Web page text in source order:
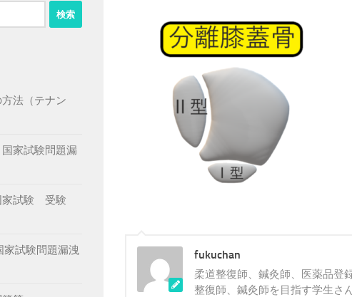
fukuchan
柔道整復師、鍼灸師、医薬品登
整復師、鍼灸師を目指す学生さ
方法（テナン
家試験問題漏
家試験 受験
家試験問題漏洩